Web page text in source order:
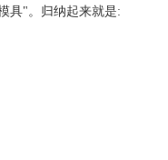
具"。归纳起来就是: